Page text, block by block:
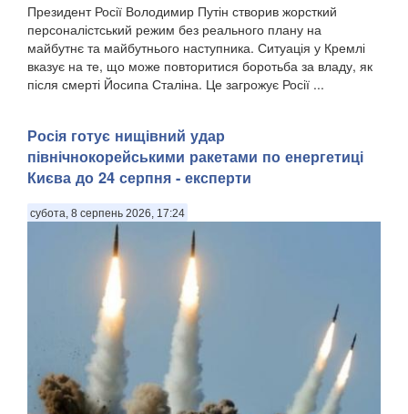
Президент Росії Володимир Путін створив жорсткий
персоналістський режим без реального плану на
майбутнє та майбутнього наступника. Ситуація у Кремлі
вказує на те, що може повторитися боротьба за владу, як
після смерті Йосипа Сталіна. Це загрожує Росії ...
Росія готує нищівний удар
північнокорейськими ракетами по енергетиці
Києва до 24 серпня - експерти
субота, 8 серпень 2026, 17:24